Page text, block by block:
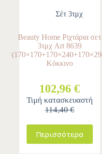
Σέτ 3τμχ
Beauty Home Ριχτάρια σετ
3τμχ Art 8639
Κόκκινο
102,96 €
Τιμή κατασκευαστή
114,40 €
Περισσότερα